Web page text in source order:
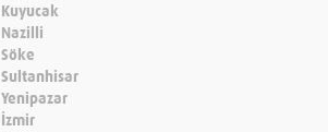
Kuyucak
Nazilli
Söke
Sultanhisar
Yenipazar
İzmir